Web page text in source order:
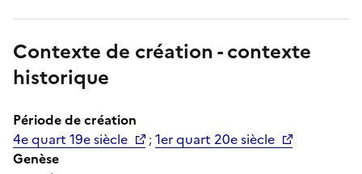
Contexte de création - contexte
historique
Période de création
4e quart 19e siècle
;1er quart 20e siècle
Genèse